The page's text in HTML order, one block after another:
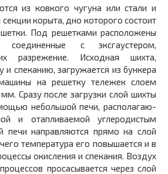
из ковкого чугу­на или стали и
корыта, дно которого состоит
Под решетками расположены
с эксгаустером,
Исходная шихта,
спеканию, загружается из бункера
на решетку тележек слоем
Сразу после загрузки слой шихты
небольшой печи, располагаю­
и отапливаемой углеродистым
печи направляются прямо на слой
температура его повышается и в
окисления и спекания. Воздух
просасывается через слой